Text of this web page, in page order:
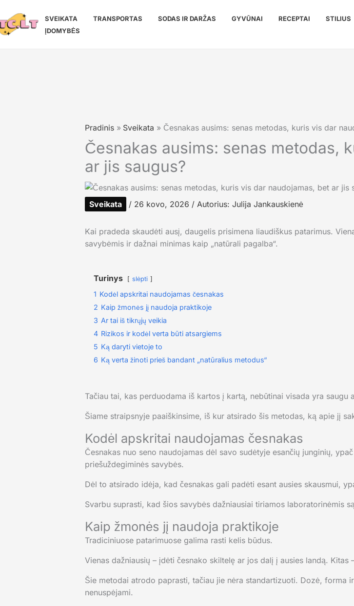
prie
turinio
SVEIKATA TRANSPORTAS SODAS IR DARŽAS GYVŪNAI RECEPTAI STILIUS
ĮDOMYBĖS
Pradinis Sveikata Česnakas ausims: senas metodas, kuris vis dar
Česnakas ausims: senas metodas,
ar jis saugus?
Sveikata / 26 kovo, 2026 / Autorius: Julija Jankauskienė
Kai pradeda skaudėti ausį, daugelis prisimena liaudiškus patarimus.
savybėmis ir dažnai minimas kaip „natūrali pagalba“.
Turinys slėpti
1 Kodėl apskritai naudojamas česnakas
2 Kaip žmonės jį naudoja praktikoje
3 Ar tai iš tikrųjų veikia
4 Rizikos ir kodėl verta būti atsargiems
5 Ką daryti vietoje to
6 Ką verta žinoti prieš bandant „natūralius metodus“
Tačiau tai, kas perduodama iš kartos į kartą, nebūtinai visada yra
Šiame straipsnyje paaiškinsime, iš kur atsirado šis metodas, ką apie jį
Kodėl apskritai naudojamas česnakas
Česnakas nuo seno naudojamas dėl savo sudėtyje esančių junginių,
priešuždegiminės savybės.
Dėl to atsirado idėja, kad česnakas gali padėti esant ausies skausmui,
Svarbu suprasti, kad šios savybės dažniausiai tiriamos laboratorinėmis
Kaip žmonės jį naudoja praktikoje
Tradiciniuose patarimuose galima rasti kelis būdus.
Vienas dažniausių – įdėti česnako skiltelę ar jos dalį į ausies landą.
Šie metodai atrodo paprasti, tačiau jie nėra standartizuoti. Dozė, forma
nenuspėjami.